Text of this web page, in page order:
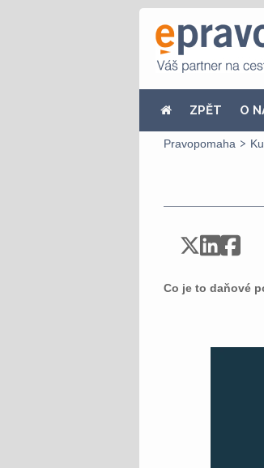
ZPĚT O
Pravopomaha
Co je to daňové